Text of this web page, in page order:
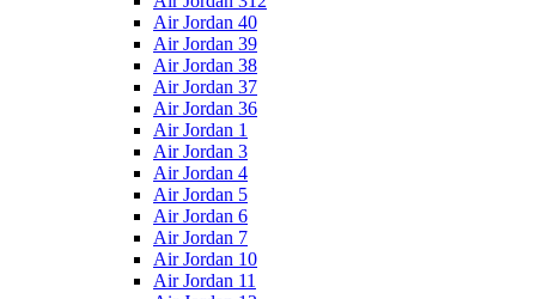
Air Jordan 40
Air Jordan 39
Air Jordan 38
Air Jordan 37
Air Jordan 36
Air Jordan 1
Air Jordan 3
Air Jordan 4
Air Jordan 5
Air Jordan 6
Air Jordan 7
Air Jordan 10
Air Jordan 11